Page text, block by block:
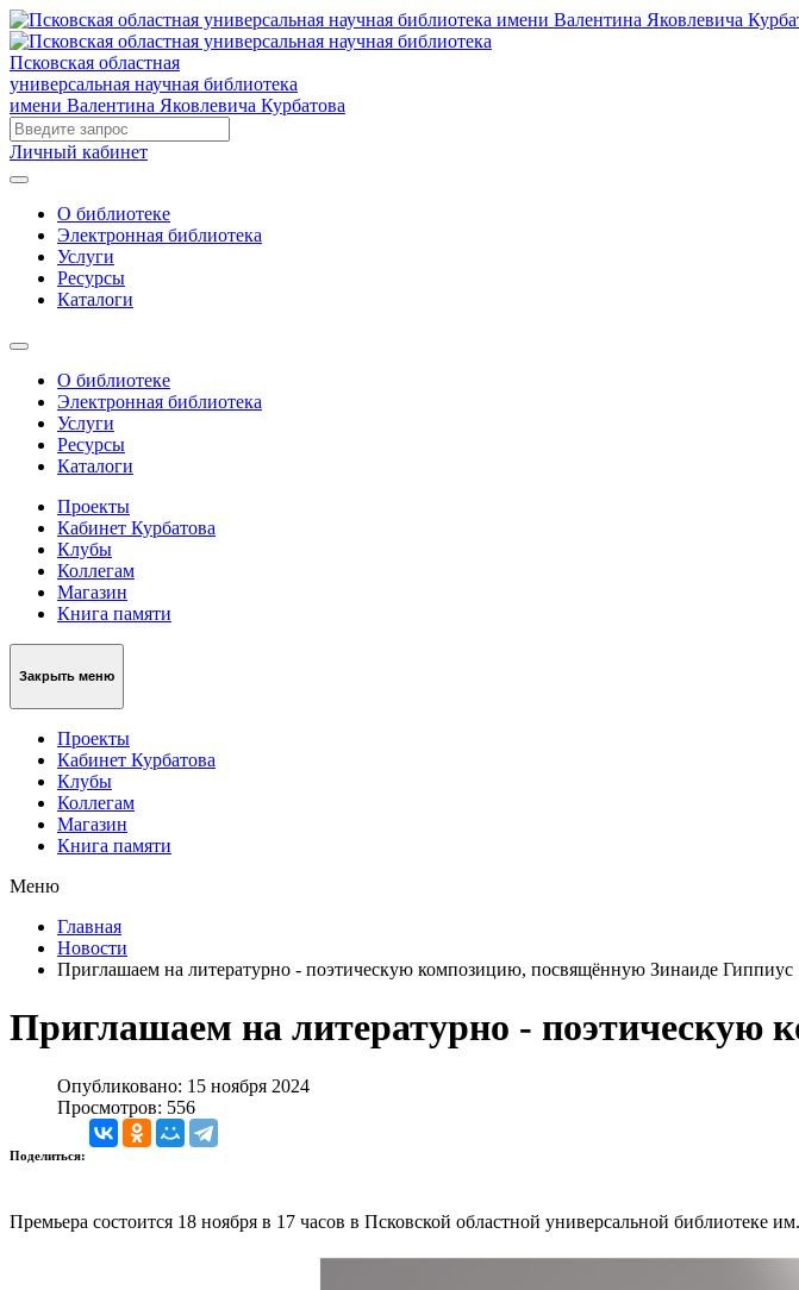
Псковская областная
универсальная научная библиотека
имени Валентина Яковлевича Курбатова
Личный кабинет
О библиотеке
Электронная библиотека
Услуги
Ресурсы
Каталоги
О библиотеке
Электронная библиотека
Услуги
Ресурсы
Каталоги
Проекты
Кабинет Курбатова
Клубы
Коллегам
Магазин
Книга памяти
Закрыть меню
Проекты
Кабинет Курбатова
Клубы
Коллегам
Магазин
Книга памяти
Меню
Главная
Новости
Приглашаем на литературно - поэтическую композицию, посвящённую Зинаиде Гиппиус
Приглашаем на литературно - поэтическую
Опубликовано: 15 ноября 2024
Просмотров: 556
Поделиться:
Премьера состоится 18 ноября в 17 часов в Псковской областной универсальной библиотеке